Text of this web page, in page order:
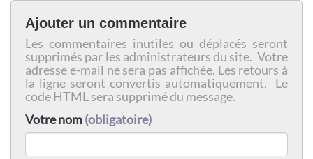
Ajouter un commentaire
Les commentaires inutiles ou déplacés seront
supprimés par les administrateurs du site. Votre
adresse e-mail ne sera pas affichée. Les retours à
la ligne seront convertis automatiquement. Le
code HTML sera supprimé du message.
Votre nom(obligatoire)